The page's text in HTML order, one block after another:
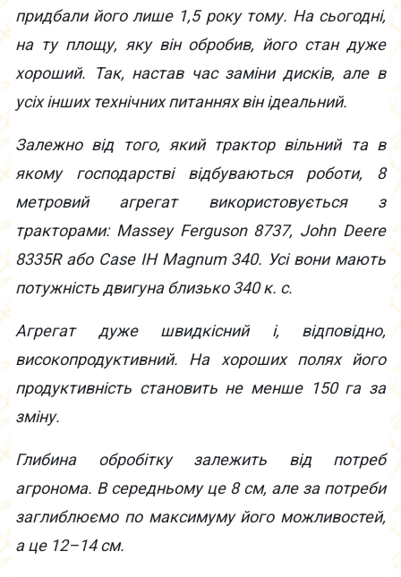
придбали його лише 1,5 року тому. На сьогодні,
на ту площу, яку він обробив, його стан дуже
хороший. Так, настав час заміни дисків, але в
усіх інших технічних питаннях він ідеальний.
Залежно від того, який трактор вільний та в
якому господарстві відбуваються роботи, 8
метровий агрегат використовується з
тракторами: Massey Ferguson 8737, John Deere
8335R або Case IH Magnum 340. Усі вони мають
потужність двигуна близько 340 к. с.
Агрегат дуже швидкісний і, відповідно,
високопродуктивний. На хороших полях його
продуктивність становить не менше 150 га за
зміну.
Глибина обробітку залежить від потреб
агронома. В середньому це 8 см, але за потреби
заглиблюємо по максимуму його можливостей,
а це 12–14 см.